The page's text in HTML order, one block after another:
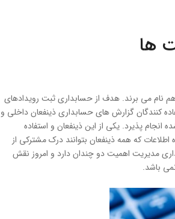
ها
نام می برند. هدف از حسابداری ثبت رویدادهای
كنندگان گزارش های حسابداری ذینفعان داخلی و
پذیرد. یكی از این ذینفعان و استفاده
كه همه ذینفعان بتوانند درک مشتركی از
مدیریت اهمیت دو چندان دارد و امروز نقش
باشد.